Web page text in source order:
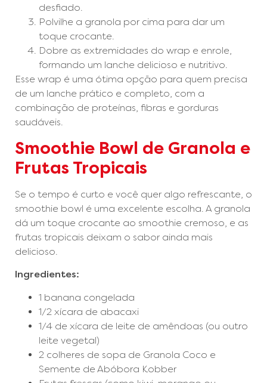
desfiado.
Polvilhe a granola por cima para dar um
toque crocante.
Dobre as extremidades do wrap e enrole,
formando um lanche delicioso e nutritivo.
Esse wrap é uma ótima opção para quem precisa
de um lanche prático e completo, com a
combinação de proteínas, fibras e gorduras
saudáveis.
Smoothie Bowl de Granola e
Frutas Tropicais
Se o tempo é curto e você quer algo refrescante, o
smoothie bowl é uma excelente escolha. A granola
dá um toque crocante ao smoothie cremoso, e as
frutas tropicais deixam o sabor ainda mais
delicioso.
Ingredientes:
1 banana congelada
1/2 xícara de abacaxi
1/4 de xícara de leite de amêndoas (ou outro
leite vegetal)
2 colheres de sopa de Granola Coco e
Semente de Abóbora Kobber